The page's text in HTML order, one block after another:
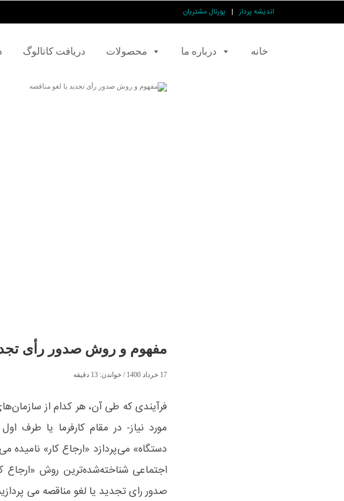
اندیشه پرداز | پورتال مشتریان
خانه درباره ما محصولات دریافت کاتالوگ
مفهوم و روش صدور رأی
17 خرداد 1400 / خواندن: 13 دقیقه
فرآیندی که طی آن، هر کدام از
مورد نیاز- در مقام کارفرما یا طرف
دستگاه» می‌پردازد «ارجاع کار» نامیده
اجتماعی شناخته‌شده‌ترین روش
صدور رای تجدید یا لغو مناقصه می